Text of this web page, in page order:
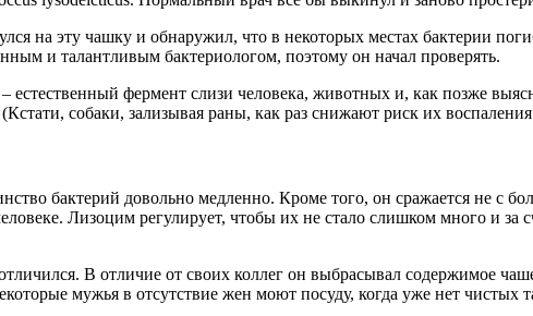
на эту чашку и обнаружил, что в некоторых местах бактерии
и талантливым бактериологом, поэтому он начал проверять.
естественный фермент слизи человека, животных и, как позже
собаки, зализывая раны, как раз снижают риск их
бактерий довольно медленно. Кроме того, он сражается не с
Лизоцим регулирует, чтобы их не стало слишком много и
В отличие от своих коллег он выбрасывал содержимое
мужья в отсутствие жен моют посуду, когда уже нет чистых